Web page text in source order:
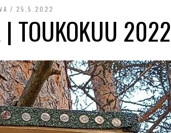
25.5.2022
| TOUKOKUU 2022